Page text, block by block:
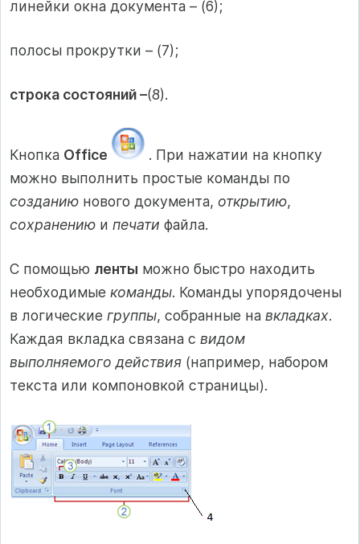
линейки окна документа – (6);
полосы прокрутки – (7);
строка состояний –(8).
Кнопка Office
. При нажатии на кнопку
можно выполнить простые команды по
созданию нового документа, открытию,
сохранению и печати файла.
С помощью ленты можно быстро находить
необходимые команды. Команды упорядочены
в логические группы, собранные на вкладках.
Каждая вкладка связана с видом
выполняемого действия (например, набором
текста или компоновкой страницы).